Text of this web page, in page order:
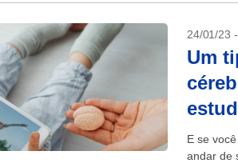
24/01/23
Um
E se
andar de